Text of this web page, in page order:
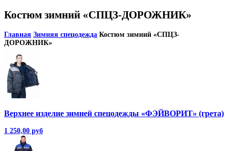
Костюм зимний «СПЦЗ-ДОРОЖНИК»
Главная Зимняя спецодежда Костюм зимний «СПЦЗ-
ДОРОЖНИК»
Верхнее изделие зимней спецодежды «ФЭЙВОРИТ» (грета)
1 250,00 руб